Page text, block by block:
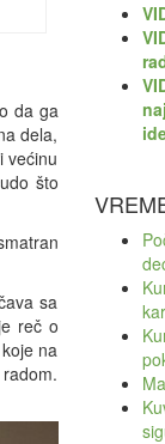
da ga
dela,
većinu
što
sa
reč o
na